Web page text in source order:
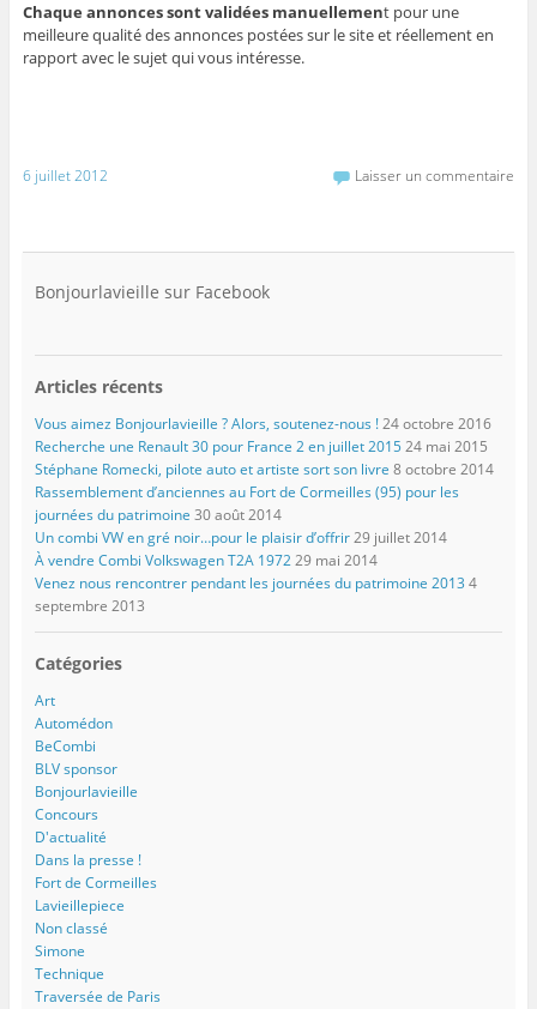
Chaque annonces sont validées manuellement pour une
meilleure qualité des annonces postées sur le site et réellement en
rapport avec le sujet qui vous intéresse.
6 juillet 2012 Laisser un commentaire
Bonjourlavieille sur Facebook
Articles récents
Vous aimez Bonjourlavieille ? Alors, soutenez-nous ! 24 octobre 2016
Recherche une Renault 30 pour France 2 en juillet 2015 24 mai 2015
Stéphane Romecki, pilote auto et artiste sort son livre 8 octobre 2014
Rassemblement d’anciennes au Fort de Cormeilles (95) pour les
journées du patrimoine 30 août 2014
Un combi VW en gré noir…pour le plaisir d’offrir 29 juillet 2014
À vendre Combi Volkswagen T2A 1972 29 mai 2014
Venez nous rencontrer pendant les journées du patrimoine 2013 4
septembre 2013
Catégories
Art
Automédon
BeCombi
BLV sponsor
Bonjourlavieille
Concours
D'actualité
Dans la presse !
Fort de Cormeilles
Lavieillepiece
Non classé
Simone
Technique
Traversée de Paris